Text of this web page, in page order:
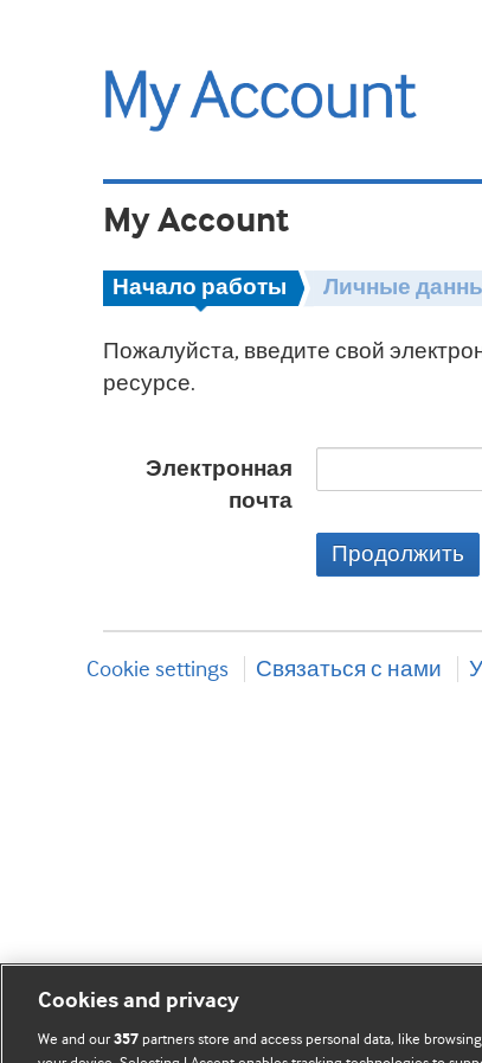
My Account
Начало работы Личные
Пожалуйста, введите свой
ресурсе.
Электронная
почта
Продолжить
Cookie settings Связаться с нами
Cookies and privacy
We and our357 partners store and access personal data, like